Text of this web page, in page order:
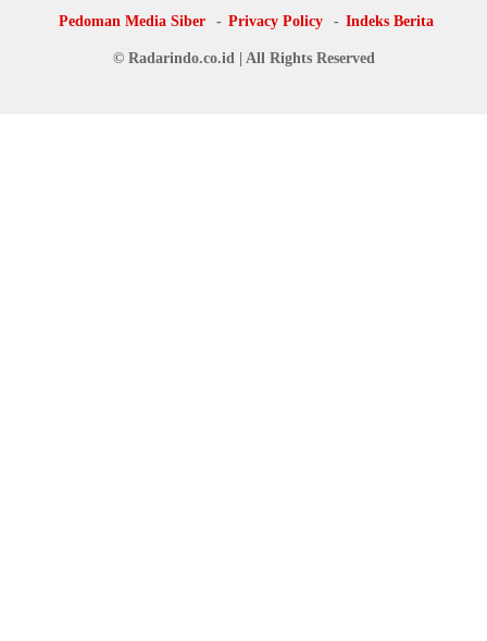
Pedoman Media Siber Privacy Policy Indeks Berita
© Radarindo.co.id | All Rights Reserved